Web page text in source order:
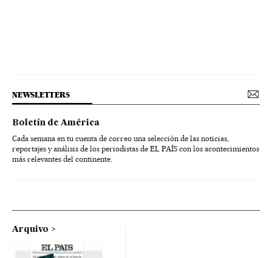
NEWSLETTERS
Boletín de América
Cada semana en tu cuenta de correo una selección de las noticias,
reportajes y análisis de los periodistas de EL PAÍS con los acontecimientos
más relevantes del continente.
Arquivo